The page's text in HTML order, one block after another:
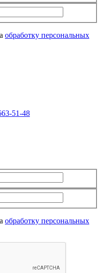
обработку персональных
51-48
обработку персональных